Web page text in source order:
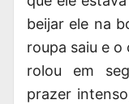
beijar ele na
roupa saiu e o
rolou em
prazer